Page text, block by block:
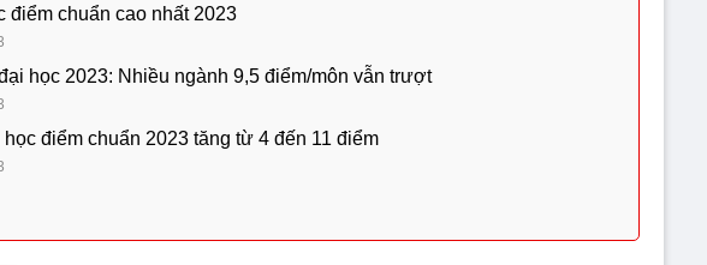
điểm chuẩn cao nhất 2023
học 2023: Nhiều ngành 9,5 điểm/môn vẫn trượt
điểm chuẩn 2023 tăng từ 4 đến 11 điểm